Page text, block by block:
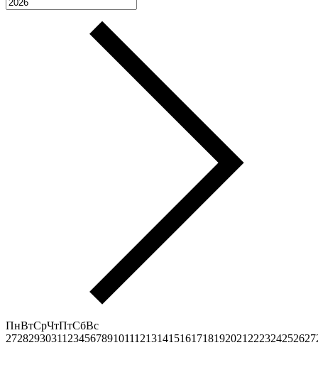
ПнВтСрЧтПтСбВс
27282930311 23456789101112131415161718192021 222324252627